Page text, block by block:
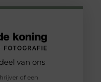
van ons
of een